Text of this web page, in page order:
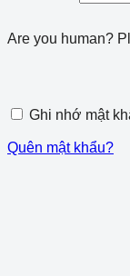
Are you human?
Ghi nhớ mật
Quên mật khẩu?